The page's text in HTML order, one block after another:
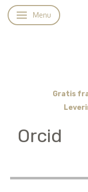
Skifte navigation
Menu
Gratis
Orcid